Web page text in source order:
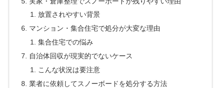
放置されやすい背景
マンション・集合住宅で処分が大変な理由
集合住宅での悩み
自治体回収が現実的でないケース
こんな状況は要注意
業者に依頼してスノーボードを処分する方法